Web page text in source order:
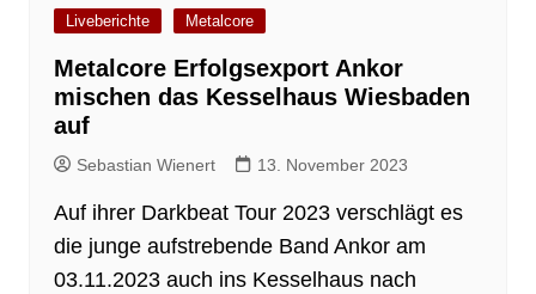
Liveberichte Metalcore
Metalcore Erfolgsexport Ankor
mischen das Kesselhaus Wiesbaden
auf
Sebastian Wienert 13. November 2023
Auf ihrer Darkbeat Tour 2023 verschlägt es
die junge aufstrebende Band Ankor am
03.11.2023 auch ins Kesselhaus nach